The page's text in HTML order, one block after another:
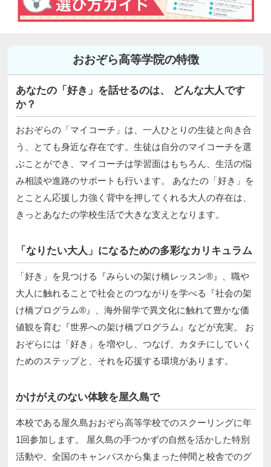
おおぞら高等学院の特徴
あなたの「好き」を話せるのは、 どんな大人です
か？
おおぞらの「マイコーチ」は、一人ひとりの生徒と向き合
う、とても身近な存在です。生徒は自分のマイコーチを選
ぶことができ、マイコーチは学習面はもちろん、生活の悩
み相談や進路のサポートも行います。 あなたの「好き」を
とことん応援し力強く背中を押してくれる大人の存在は、
きっとあなたの学校生活で大きな支えとなります。
「なりたい大人」になるための多彩なカリキュラム
「好き」を見つける『みらいの架け橋レッスン®』、職や
大人に触れることで社会とのつながりを学べる『社会の架
け橋プログラム®』、海外留学で異文化に触れて豊かな価
値観を育む『世界への架け橋プログラム』などが充実。 お
おぞらには「好き」を増やし、つなげ、カタチにしていく
ためのステップと、それを応援する環境があります。
かけがえのない体験を屋久島で
本校である屋久島おおぞら高等学校でのスクーリングに年
1回参加します。 屋久島の手つかずの自然を活かした特別
活動や、全国のキャンパスから集まった仲間と校舎でのグ